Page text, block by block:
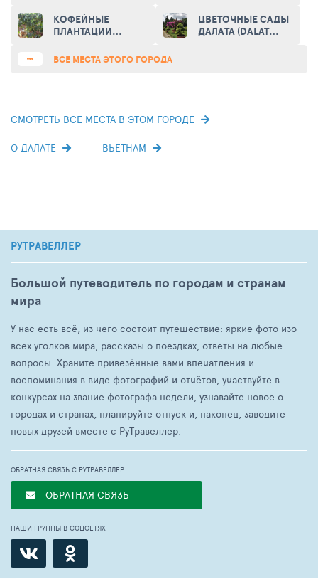
(BRONZE
SHAKYAMUNI
BUDDHA STATUE)
КОФЕЙНЫЕ
ПЛАНТАЦИИ
PLANTATIONS)
ЦВЕТОЧНЫЕ САДЫ
ДАЛАТА (DALAT
ВСЕ МЕСТА ЭТОГО ГОРОДА
СМОТРЕТЬ ВСЕ МЕСТА В ЭТОМ ГОРОДЕ
О ДАЛАТЕ ВЬЕТНАМ
РУТРАВЕЛЛЕР
Большой путеводитель по городам и странам
мира
У нас есть всё, из чего состоит путешествие: яркие фото изо
всех уголков мира, рассказы о поездках, ответы на любые
вопросы. Храните привезённые вами впечатления и
воспоминания в виде фотографий и отчётов, участвуйте в
конкурсах на звание фотографа недели, узнавайте новое о
городах и странах, планируйте отпуск и, наконец, заводите
новых друзей вместе с РуТравеллер.
ОБРАТНАЯ СВЯЗЬ С РУТРАВЕЛЛЕР
ОБРАТНАЯ СВЯЗЬ
НАШИ ГРУППЫ В СОЦСЕТЯХ